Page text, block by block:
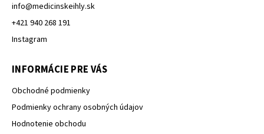
info@medicinskeihly.sk
+421 940 268 191
Instagram
INFORMÁCIE PRE VÁS
Obchodné podmienky
Podmienky ochrany osobných údajov
Hodnotenie obchodu